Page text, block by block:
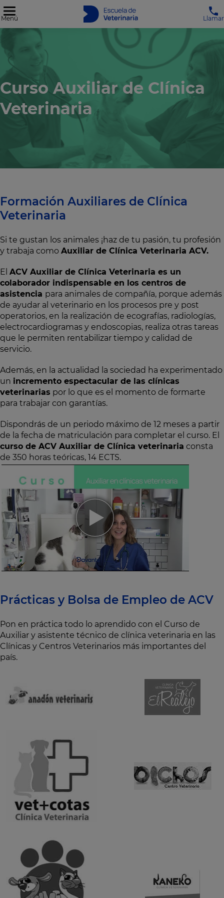
Menú Llamar
Curso Auxiliar de Clínica
Veterinaria
Formación Auxiliares de Clínica
Veterinaria
Si te gustan los animales ¡haz de tu pasión, tu profesión
y trabaja como Auxiliar de Clínica Veterinaria ACV.
El ACV Auxiliar de Clínica Veterinaria es un
colaborador indispensable en los centros de
asistencia para animales de compañía, porque además
de ayudar al veterinario en los procesos pre y post
operatorios, en la realización de ecografías, radiologías,
electrocardiogramas y endoscopias, realiza otras tareas
que le permiten rentabilizar tiempo y calidad de
servicio.
Además, en la actualidad la sociedad ha experimentado
un incremento espectacular de las clínicas
veterinarias por lo que es el momento de formarte
para trabajar con garantías.
Dispondrás de un periodo máximo de 12 meses a partir
de la fecha de matriculación para completar el curso. El
curso de ACV Auxiliar de Clínica veterinaria consta
de 350 horas teóricas, 14 ECTS.
Prácticas y Bolsa de Empleo de ACV
Pon en práctica todo lo aprendido con el Curso de
Auxiliar y asistente técnico de clínica veterinaria en las
Clínicas y Centros Veterinarios más importantes del
país.